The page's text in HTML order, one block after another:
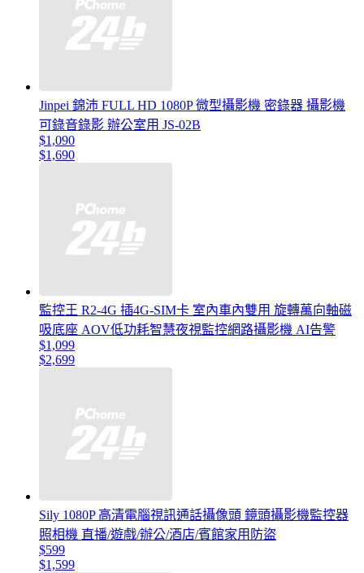
Jinpei 錦沛 FULL HD 1080P 微型攝影機 密錄器 攝影機
可錄音錄影 辦公室用 JS-02B
$1,090
$1,690
監控王 R2-4G 插4G-SIM卡 室內車內雙用 旋轉萬向軸磁
吸底座 AOV低功耗智慧夜視監控網路攝影機 AI告警
$1,099
$2,699
Sily 1080P 高清電腦視訊通話攝像頭 鏡頭攝影機監控器
照相機 直播/遊戲/辦公/酒店/賓館家用防盜
$599
$1,599